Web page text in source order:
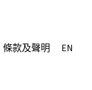
條款及聲明 EN